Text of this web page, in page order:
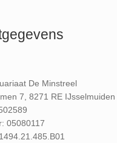
De Minstreel
7, 8271 RE IJsselmuiden
05080117